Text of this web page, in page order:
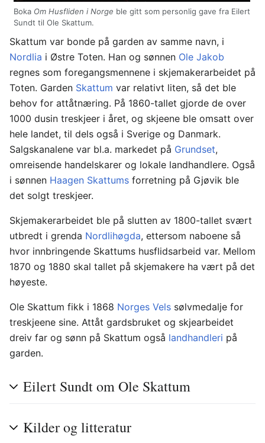
Boka Om Husfliden i Norge ble gitt som personlig gave fra Eilert
Sundt til Ole Skattum.
Skattum var bonde på garden av samme navn, i
Nordlia i Østre Toten. Han og sønnen Ole Jakob
regnes som foregangsmennene i skjemakerarbeidet på
Toten. Garden Skattum var relativt liten, så det ble
behov for attåtnæring. På 1860-tallet gjorde de over
1000 dusin treskjeer i året, og skjeene ble omsatt over
hele landet, til dels også i Sverige og Danmark.
Salgskanalene var bl.a. markedet på Grundset,
omreisende handelskarer og lokale landhandlere. Også
i sønnen Haagen Skattums forretning på Gjøvik ble
det solgt treskjeer.
Skjemakerarbeidet ble på slutten av 1800-tallet svært
utbredt i grenda Nordlihøgda, ettersom naboene så
hvor innbringende Skattums husflidsarbeid var. Mellom
1870 og 1880 skal tallet på skjemakere ha vært på det
høyeste.
Ole Skattum fikk i 1868 Norges Vels sølvmedalje for
treskjeene sine. Attåt gardsbruket og skjearbeidet
dreiv far og sønn på Skattum også landhandleri på
garden.
Eilert Sundt om Ole Skattum
Kilder og litteratur